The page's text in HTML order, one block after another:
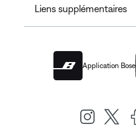
Liens supplémentaires
Application Bose